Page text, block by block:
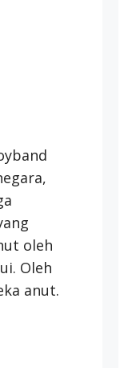
oleh
Oleh
anut.